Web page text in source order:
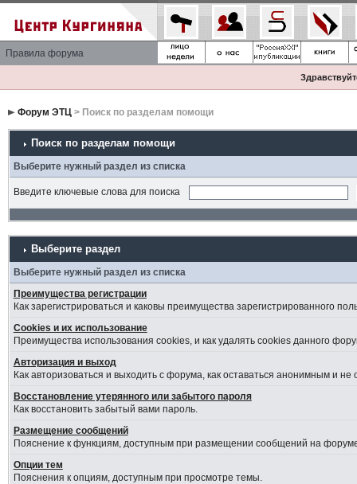
Правила форума
Форум ЭТЦ> Поиск по разделам помощи
Поиск по разделам помощи
Выберите нужный раздел из списка
Введите ключевые слова для поиска
Выберите раздел
Выберите нужный раздел из списка
Преимущества регистрации
Как зарегистрироваться и каковы преимущества зарегистрированного
Cookies и их использование
Преимущества использования cookies, и как удалять cookies данного
Авторизация и выход
Как авторизоваться и выходить с форума, как оставаться анонимным и
Восстановление утерянного или забытого пароля
Как восстановить забытый вами пароль.
Размещение сообщений
Пояснение к функциям, доступным при размещении сообщений на
Опции тем
Пояснения к опциям, доступным при просмотре темы.